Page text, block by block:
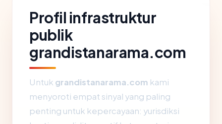
Profil infrastruktur
publik
grandistanarama.com
Untuk grandistanarama.com kami
menyoroti empat sinyal yang paling
penting untuk kepercayaan: yurisdiksi